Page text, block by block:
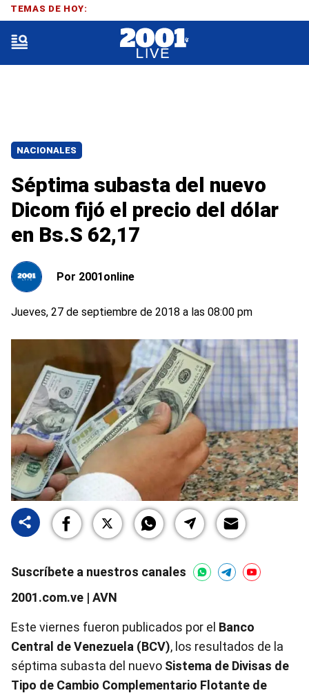
NACIONALES
Séptima subasta del nuevo
Dicom fijó el precio del dólar
en Bs.S 62,17
Por 2001online
Jueves, 27 de septiembre de 2018 a las 08:00 pm
Suscríbete a nuestros canales
2001.com.ve | AVN
Este viernes fueron publicados por el Banco
Central de Venezuela (BCV), los resultados de la
séptima subasta del nuevo Sistema de Divisas de
Tipo de Cambio Complementario Flotante de
TEMAS DE HOY: